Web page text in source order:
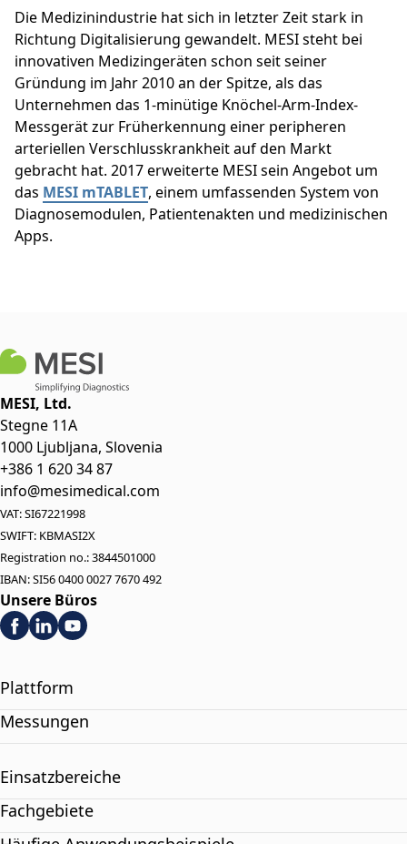
Die Medizinindustrie hat sich in letzter Zeit stark in
Richtung Digitalisierung gewandelt. MESI steht bei
innovativen Medizingeräten schon seit seiner
Gründung im Jahr 2010 an der Spitze, als das
Unternehmen das 1-minütige Knöchel-Arm-Index-
Messgerät zur Früherkennung einer peripheren
arteriellen Verschlusskrankheit auf den Markt
gebracht hat. 2017 erweiterte MESI sein Angebot um
das MESI mTABLET, einem umfassenden System von
Diagnosemodulen, Patientenakten und medizinischen
Apps.
MESI, Ltd.
Stegne 11A
1000 Ljubljana, Slovenia
+386 1 620 34 87
info@mesimedical.com
VAT: SI67221998
SWIFT: KBMASI2X
Registration no.: 3844501000
IBAN: SI56 0400 0027 7670 492
Unsere Büros
Plattform
Messungen
Einsatzbereiche
Fachgebiete